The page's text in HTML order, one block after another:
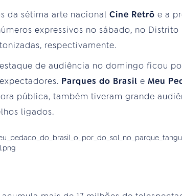
da sétima arte nacional Cine Retrô e a
expressivos no sábado, no
respectivamente.
de audiência no domingo ficou
expectadores. Parques do Brasil e Meu
pública, também tiveram grande
ligados.